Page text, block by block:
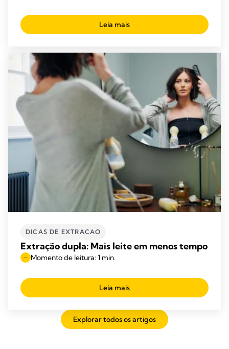
Leia mais
DICAS DE EXTRACAO
Extração dupla: Mais leite em menos tempo
Momento de leitura: 1 min.
Leia mais
Explorar todos os artigos